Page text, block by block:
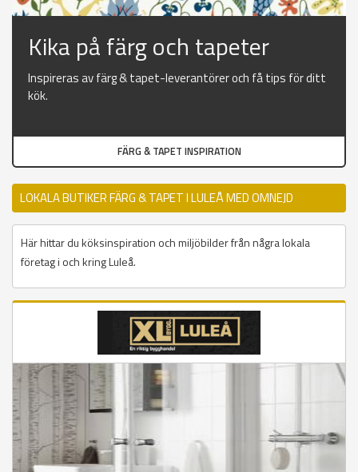
Kika på färg och tapeter
Inspireras av färg & tapet-leverantörer och få tips för ditt
kök.
FÄRG & TAPET INSPIRATION
LOKALA BUTIKER FÄRG & TAPET I LULEÅ MED OMNEJD
Här hittar du köksinspiration och miljöbilder från några lokala
företag i och kring Luleå.